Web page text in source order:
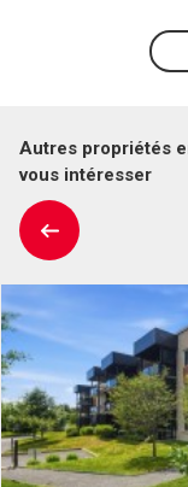
Autres propriétés
vous intéresser